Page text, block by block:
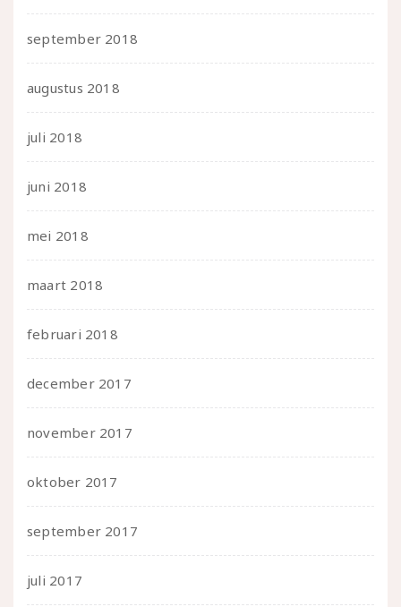
september 2018
augustus 2018
juli 2018
juni 2018
mei 2018
maart 2018
februari 2018
december 2017
november 2017
oktober 2017
september 2017
juli 2017